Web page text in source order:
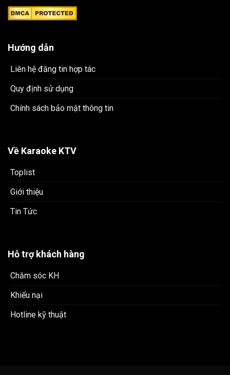
Hướng dẫn
Liên hệ đăng tin hợp tác
Quy định sử dụng
Chính sách bảo mật thông tin
Về Karaoke KTV
Toplist
Giới thiệu
Tin Tức
Hỗ trợ khách hàng
Chăm sóc KH
Khiếu nại
Hotline kỹ thuật